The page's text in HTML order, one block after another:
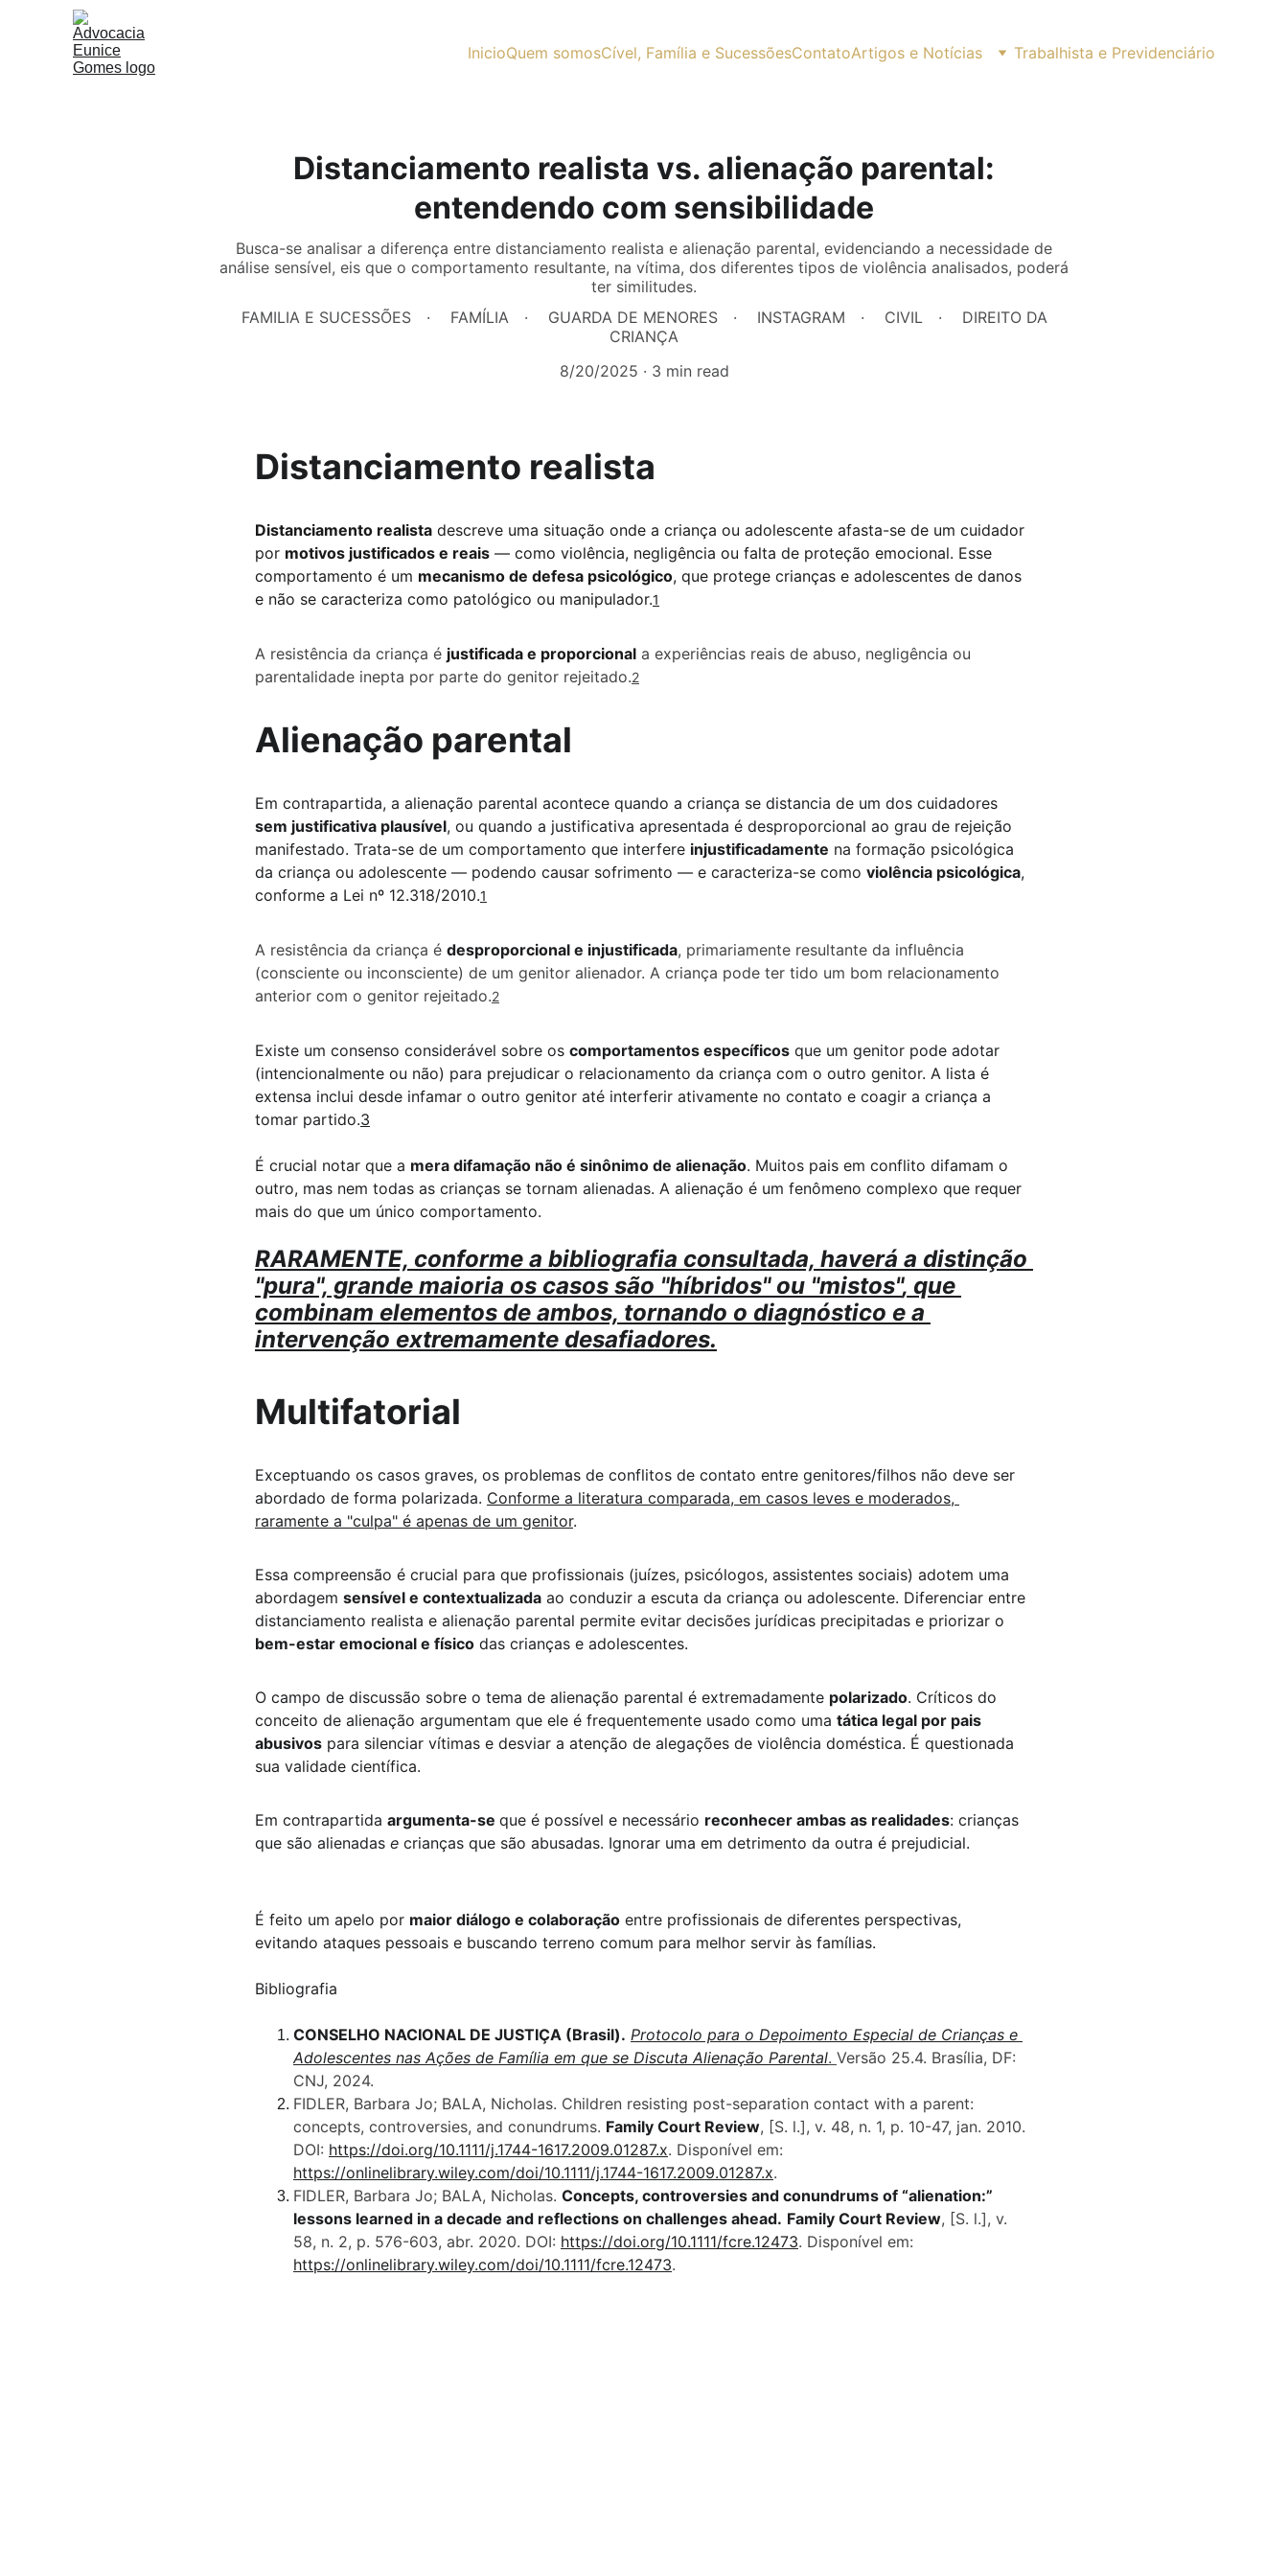
InicioQuem somosCível, Família e SucessõesContatoArtigos e Notícias Trabalhista e Previdenciário
Distanciamento realista vs. alienação parental:
entendendo com sensibilidade
Busca-se analisar a diferença entre distanciamento realista e alienação parental, evidenciando a necessidade de
análise sensível, eis que o comportamento resultante, na vítima, dos diferentes tipos de violência analisados, poderá
ter similitudes.
FAMILIA E SUCESSÕES
FAMÍLIA GUARDA DE MENORES INSTAGRAM CIVIL
DIREITO DA
CRIANÇA
8/20/2025
3 min read
Distanciamento realista
Distanciamento realista descreve uma situação onde a criança ou adolescente afasta-se de um cuidador
por motivos justificados e reais — como violência, negligência ou falta de proteção emocional. Esse
comportamento é um mecanismo de defesa psicológico, que protege crianças e adolescentes de danos
e não se caracteriza como patológico ou manipulador.1
A resistência da criança é justificada e proporcional a experiências reais de abuso, negligência ou
parentalidade inepta por parte do genitor rejeitado.2
Alienação parental
Em contrapartida, a alienação parental acontece quando a criança se distancia de um dos cuidadores
sem justificativa plausível, ou quando a justificativa apresentada é desproporcional ao grau de rejeição
manifestado. Trata-se de um comportamento que interfere injustificadamente na formação psicológica
da criança ou adolescente — podendo causar sofrimento — e caracteriza-se como violência psicológica,
conforme a Lei nº 12.318/2010.1
A resistência da criança é desproporcional e injustificada, primariamente resultante da influência
(consciente ou inconsciente) de um genitor alienador. A criança pode ter tido um bom relacionamento
anterior com o genitor rejeitado.2
Existe um consenso considerável sobre os comportamentos específicos que um genitor pode adotar
(intencionalmente ou não) para prejudicar o relacionamento da criança com o outro genitor. A lista é
extensa inclui desde infamar o outro genitor até interferir ativamente no contato e coagir a criança a
tomar partido.3
É crucial notar que a mera difamação não é sinônimo de alienação. Muitos pais em conflito difamam o
outro, mas nem todas as crianças se tornam alienadas. A alienação é um fenômeno complexo que requer
mais do que um único comportamento.
RARAMENTE, conforme a bibliografia consultada, haverá a distinção
"pura", grande maioria os casos são "híbridos" ou "mistos", que
combinam elementos de ambos, tornando o diagnóstico e a
intervenção extremamente desafiadores.
Multifatorial
Exceptuando os casos graves, os problemas de conflitos de contato entre genitores/filhos não deve ser
abordado de forma polarizada. Conforme a literatura comparada, em casos leves e moderados,
raramente a "culpa" é apenas de um genitor.
Essa compreensão é crucial para que profissionais (juízes, psicólogos, assistentes sociais) adotem uma
abordagem sensível e contextualizada ao conduzir a escuta da criança ou adolescente. Diferenciar entre
distanciamento realista e alienação parental permite evitar decisões jurídicas precipitadas e priorizar o
bem-estar emocional e físico das crianças e adolescentes.
O campo de discussão sobre o tema de alienação parental é extremadamente polarizado. Críticos do
conceito de alienação argumentam que ele é frequentemente usado como uma tática legal por pais
abusivos para silenciar vítimas e desviar a atenção de alegações de violência doméstica. É questionada
sua validade científica.
Em contrapartida argumenta-se que é possível e necessário reconhecer ambas as realidades: crianças
que são alienadas e crianças que são abusadas. Ignorar uma em detrimento da outra é prejudicial.
É feito um apelo por maior diálogo e colaboração entre profissionais de diferentes perspectivas,
evitando ataques pessoais e buscando terreno comum para melhor servir às famílias.
Bibliografia
CONSELHO NACIONAL DE JUSTIÇA (Brasil). Protocolo para o Depoimento Especial de Crianças e
Adolescentes nas Ações de Família em que se Discuta Alienação Parental. Versão 25.4. Brasília, DF:
CNJ, 2024.
FIDLER, Barbara Jo; BALA, Nicholas. Children resisting post-separation contact with a parent:
concepts, controversies, and conundrums. Family Court Review, [S. l.], v. 48, n. 1, p. 10-47, jan. 2010.
DOI: https://doi.org/10.1111/j.1744-1617.2009.01287.x. Disponível em:
https://onlinelibrary.wiley.com/doi/10.1111/j.1744-1617.2009.01287.x.
FIDLER, Barbara Jo; BALA, Nicholas. Concepts, controversies and conundrums of “alienation:”
lessons learned in a decade and reflections on challenges ahead. Family Court Review, [S. l.], v.
58, n. 2, p. 576-603, abr. 2020. DOI: https://doi.org/10.1111/fcre.12473. Disponível em:
https://onlinelibrary.wiley.com/doi/10.1111/fcre.12473.